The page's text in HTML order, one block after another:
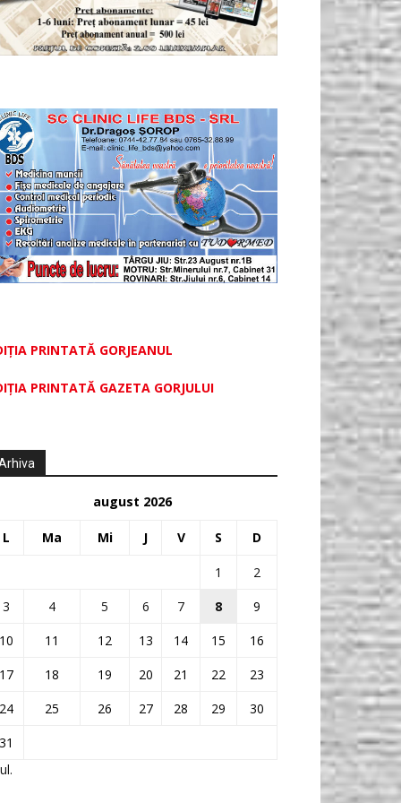
PRINTATĂ GORJEANUL
PRINTATĂ GAZETA GORJULUI
august 2026
L Ma Mi J V S D
1
2
3
4 5 6 7 8
9
11 12 13 14 15
16
18 19 20 21 22
23
25 26 27 28 29
30